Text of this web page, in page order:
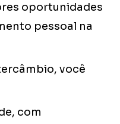
oportunidades
pessoal na
você
com